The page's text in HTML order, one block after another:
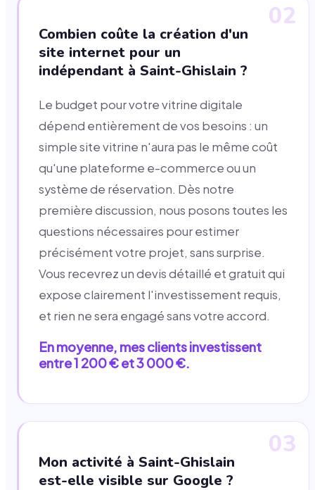
02
Combien coûte la création d'un
site internet pour un
indépendant à Saint-Ghislain ?
Le budget pour votre vitrine digitale
dépend entièrement de vos besoins : un
simple site vitrine n'aura pas le même coût
qu'une plateforme e-commerce ou un
système de réservation. Dès notre
première discussion, nous posons toutes les
questions nécessaires pour estimer
précisément votre projet, sans surprise.
Vous recevrez un devis détaillé et gratuit qui
expose clairement l'investissement requis,
et rien ne sera engagé sans votre accord.
En moyenne, mes clients investissent
entre 1 200 € et 3 000 €.
03
Mon activité à Saint-Ghislain
est-elle visible sur Google ?